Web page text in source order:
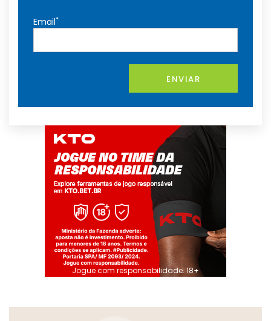
Email*
ENVIAR
Jogue com responsabilidade. 18+